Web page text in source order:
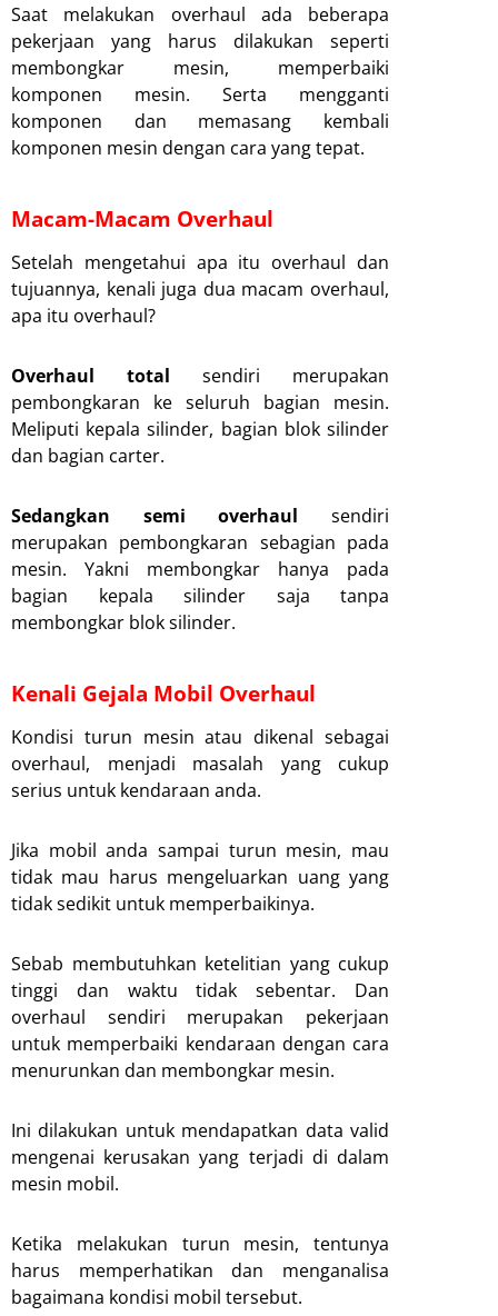
Saat melakukan overhaul ada beberapa
pekerjaan yang harus dilakukan seperti
membongkar mesin, memperbaiki
komponen mesin. Serta mengganti
komponen dan memasang kembali
komponen mesin dengan cara yang tepat.
Macam-Macam Overhaul
Setelah mengetahui apa itu overhaul dan
tujuannya, kenali juga dua macam overhaul,
apa itu overhaul?
Overhaul total sendiri merupakan
pembongkaran ke seluruh bagian mesin.
Meliputi kepala silinder, bagian blok silinder
dan bagian carter.
Sedangkan semi overhaul sendiri
merupakan pembongkaran sebagian pada
mesin. Yakni membongkar hanya pada
bagian kepala silinder saja tanpa
membongkar blok silinder.
Kenali Gejala Mobil Overhaul
Kondisi turun mesin atau dikenal sebagai
overhaul, menjadi masalah yang cukup
serius untuk kendaraan anda.
Jika mobil anda sampai turun mesin, mau
tidak mau harus mengeluarkan uang yang
tidak sedikit untuk memperbaikinya.
Sebab membutuhkan ketelitian yang cukup
tinggi dan waktu tidak sebentar. Dan
overhaul sendiri merupakan pekerjaan
untuk memperbaiki kendaraan dengan cara
menurunkan dan membongkar mesin.
Ini dilakukan untuk mendapatkan data valid
mengenai kerusakan yang terjadi di dalam
mesin mobil.
Ketika melakukan turun mesin, tentunya
harus memperhatikan dan menganalisa
bagaimana kondisi mobil tersebut.